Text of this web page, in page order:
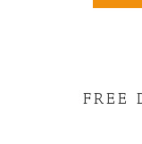
FREE